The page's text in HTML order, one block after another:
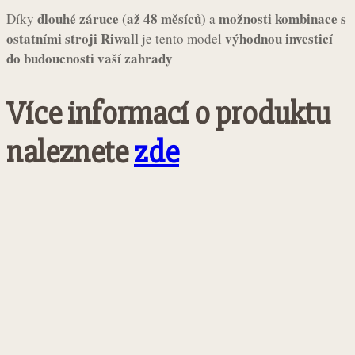
Díky dlouhé záruce (až 48 měsíců) amožnosti kombinace s
ostatními stroji Riwall je tento model výhodnou investicí
do budoucnosti vaší zahrady
Více informací o produktu
naleznetezde